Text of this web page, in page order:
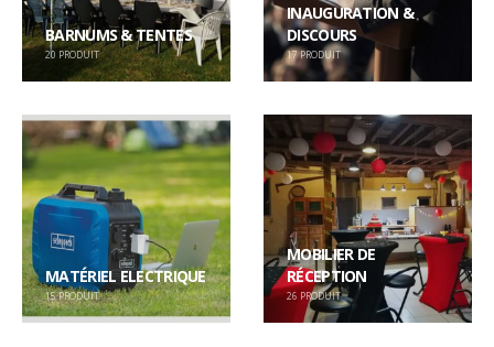
BARNUMS & TENTES
20 PRODUIT
INAUGURATION &
DISCOURS
17PRODUIT
MATÉRIEL ELECTRIQUE
15PRODUIT
MOBILIER DE
RÉCEPTION
26 PRODUIT